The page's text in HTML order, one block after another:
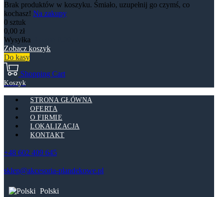
Brak produktów w koszyku. Śmiało, uzupełnij go czymś, co
kochasz! Na zakupy
0 sztuk
0,00 zł
Wysyłka
Zobacz koszyk
Do kasy
Shopping Cart
Koszyk
STRONA GŁÓWNA
OFERTA
O FIRMIE
LOKALIZACJA
KONTAKT
+48 602 409 645
sklep@akcesoria-plandekowe.pl
Polski